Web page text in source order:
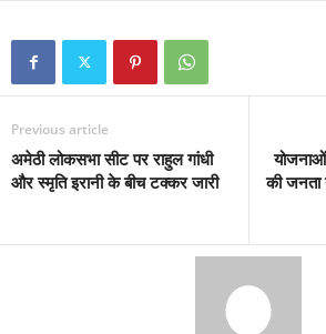
Previous article
अमेठी लोकसभा सीट पर राहुल गांधी
और स्मृति इरानी के बीच टक्कर जारी
की जनता